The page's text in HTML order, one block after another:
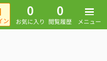
0
お気に入り
0
閲覧履歴 メニュー